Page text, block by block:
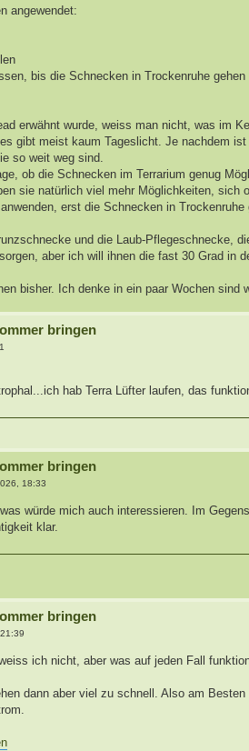
angewendet:
bis die Schnecken in Trockenruhe gehen
erwähnt wurde, weiss man nicht, was im
gibt meist kaum Tageslicht. Je nachdem
so weit weg sind.
ob die Schnecken im Terrarium genug
sie natürlich viel mehr Möglichkeiten, sich
erst die Schnecken in Trockenruhe
und die Laub-Pflegeschnecke,
aber ich will ihnen die fast 30 Grad in
bisher. Ich denke in ein paar Wochen
bringen
hab Terra Lüfter laufen, das
bringen
18:33
würde mich auch interessieren. Im
klar.
bringen
ich nicht, aber was auf jeden Fall
dann aber viel zu schnell. Also am